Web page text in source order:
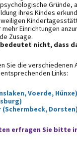
Gründe,
ihres Kindes
Einrichtungen
Zusage.
bedeutet nicht, dass
Sie die verschiedenen
Links:
Voerde, Hünxe)
Dorsten)
erfragen Sie bitte